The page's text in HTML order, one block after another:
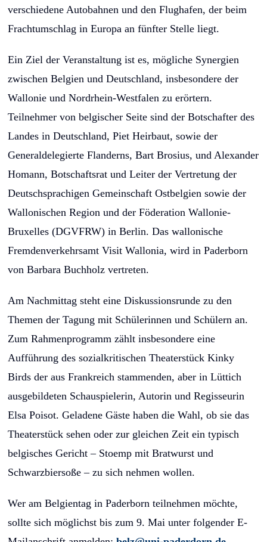
verschiedene Autobahnen und den Flughafen, der beim
Frachtumschlag in Europa an fünfter Stelle liegt.
Ein Ziel der Veranstaltung ist es, mögliche Synergien
zwischen Belgien und Deutschland, insbesondere der
Wallonie und Nordrhein-Westfalen zu erörtern.
Teilnehmer von belgischer Seite sind der Botschafter des
Landes in Deutschland, Piet Heirbaut, sowie der
Generaldelegierte Flanderns, Bart Brosius, und Alexander
Homann, Botschaftsrat und Leiter der Vertretung der
Deutschsprachigen Gemeinschaft Ostbelgien sowie der
Wallonischen Region und der Föderation Wallonie-
Bruxelles (DGVFRW) in Berlin. Das wallonische
Fremdenverkehrsamt Visit Wallonia, wird in Paderborn
von Barbara Buchholz vertreten.
Am Nachmittag steht eine Diskussionsrunde zu den
Themen der Tagung mit Schülerinnen und Schülern an.
Zum Rahmenprogramm zählt insbesondere eine
Aufführung des sozialkritischen Theaterstück Kinky
Birds der aus Frankreich stammenden, aber in Lüttich
ausgebildeten Schauspielerin, Autorin und Regisseurin
Elsa Poisot. Geladene Gäste haben die Wahl, ob sie das
Theaterstück sehen oder zur gleichen Zeit ein typisch
belgisches Gericht – Stoemp mit Bratwurst und
Schwarzbiersoße – zu sich nehmen wollen.
Wer am Belgientag in Paderborn teilnehmen möchte,
sollte sich möglichst bis zum 9. Mai unter folgender E-